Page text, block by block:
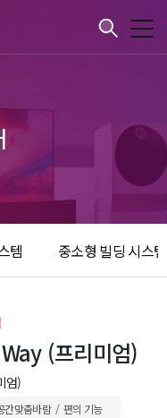
템 중소형 빌딩 시스템
(프리미엄)
엄)
간맞춤바람 편의 기능